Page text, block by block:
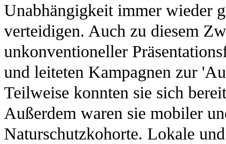
Unabhängigkeit immer wieder
verteidigen. Auch zu diesem
unkonventioneller
und leiteten Kampagnen zur
Teilweise konnten sie sich
Außerdem waren sie mobiler
Naturschutzkohorte. Lokale